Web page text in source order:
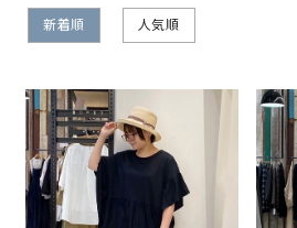
新着順 人気順